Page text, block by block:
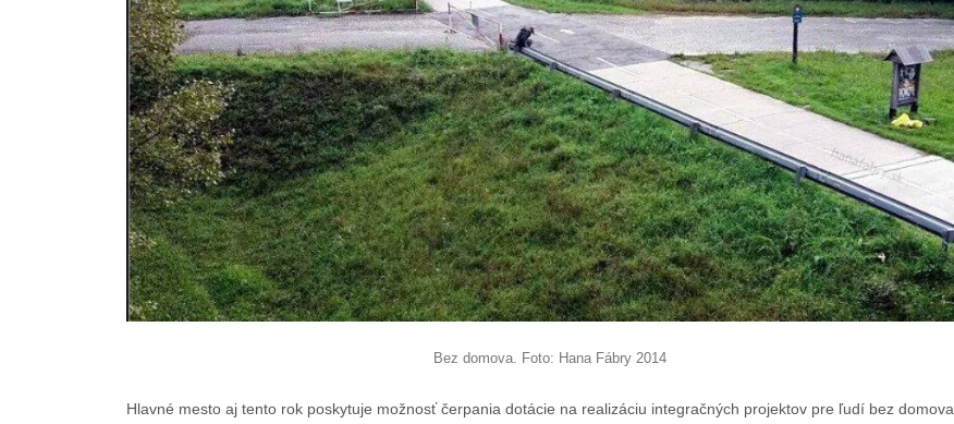
Bez domova. Foto: Hana Fábry 2014
Hlavné mesto aj tento rok poskytuje možnosť čerpania dotácie na realizáciu integračných projektov pre ľudí bez domova.